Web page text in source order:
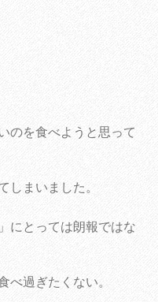
のを食べようと思って
まいました。
にとっては朗報ではな
過ぎたくない。